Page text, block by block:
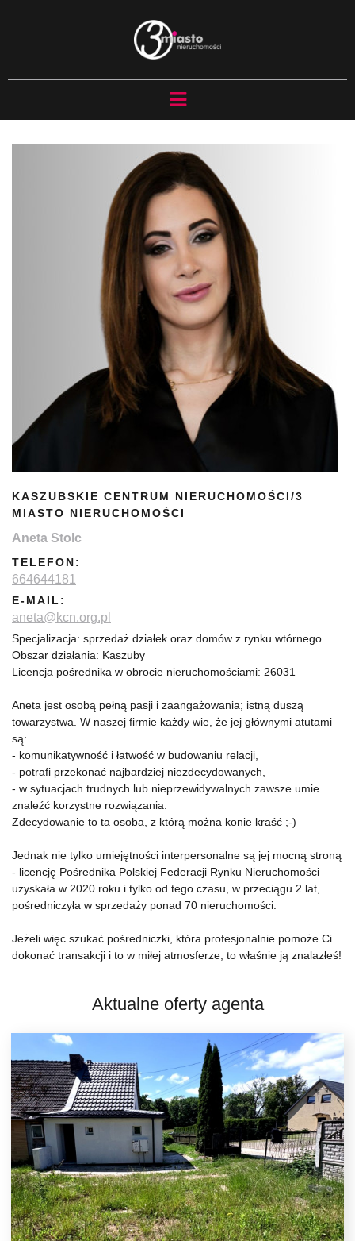
KASZUBSKIE CENTRUM NIERUCHOMOŚCI/3
MIASTO NIERUCHOMOŚCI
Aneta Stolc
TELEFON:
664644181
E-MAIL:
aneta@kcn.org.pl
Specjalizacja: sprzedaż działek oraz domów z rynku wtórnego
Obszar działania: Kaszuby
Licencja pośrednika w obrocie nieruchomościami: 26031
Aneta jest osobą pełną pasji i zaangażowania; istną duszą
towarzystwa. W naszej firmie każdy wie, że jej głównymi atutami
są:
- komunikatywność i łatwość w budowaniu relacji,
- potrafi przekonać najbardziej niezdecydowanych,
- w sytuacjach trudnych lub nieprzewidywalnych zawsze umie
znaleźć korzystne rozwiązania.
Zdecydowanie to ta osoba, z którą można konie kraść ;-)
Jednak nie tylko umiejętności interpersonalne są jej mocną stroną
- licencję Pośrednika Polskiej Federacji Rynku Nieruchomości
uzyskała w 2020 roku i tylko od tego czasu, w przeciągu 2 lat,
pośredniczyła w sprzedaży ponad 70 nieruchomości.
Jeżeli więc szukać pośredniczki, która profesjonalnie pomoże Ci
dokonać transakcji i to w miłej atmosferze, to właśnie ją znalazłeś!
Aktualne oferty agenta